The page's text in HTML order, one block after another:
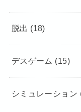
脱出 (18)
デスゲーム (15)
シミュレーション